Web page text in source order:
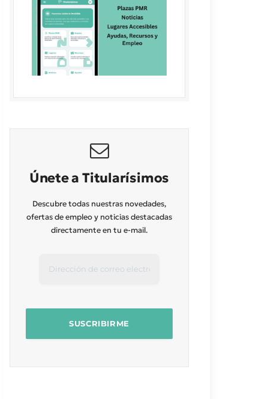
Únete a Titularísimos
Descubre todas nuestras novedades,
ofertas de empleo y noticias destacadas
directamente en tu e-mail.